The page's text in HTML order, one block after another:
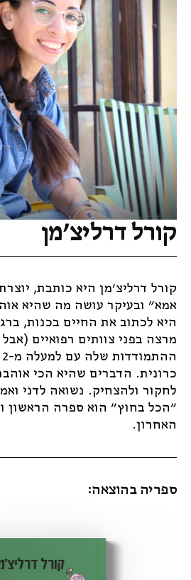
קורל דרליצ'מן
קורל דרליצ'מן היא כותבת, יוצרת
אמא" ובעיקר עושה מה שהיא
היא לכתוב את החיים בכנות,
מרצה בפני צוותים רפואיים (אבל
כרונית. הדברים שהיא הכי אוהבת
לחקור ולהצחיק. נשואה לדני ואמא
"הכל בחוץ" הוא ספרה הראשון
האחרון.
ספריה בהוצאה: